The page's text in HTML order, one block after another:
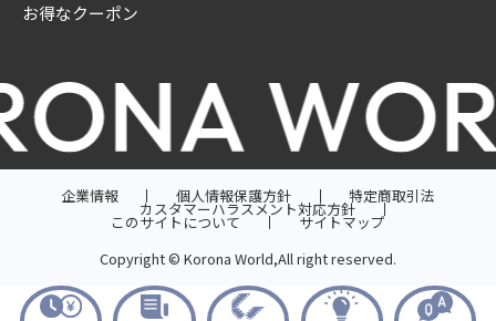
お得なクーポン
企業情報 個人情報保護方針 特定商取引法
カスタマーハラスメント対応方針
このサイトについて
サイトマップ
Copyright © Korona World,All right reserved.